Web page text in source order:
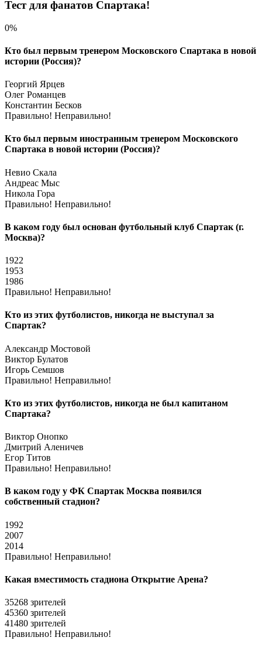
Тест для фанатов Спартака!
0%
Кто был первым тренером Московского Спартака в новой
истории (Россия)?
Георгий Ярцев
Олег Романцев
Константин Бесков
Правильно! Неправильно!
Кто был первым иностранным тренером Московского
Спартака в новой истории (Россия)?
Невио Скала
Андреас Мыс
Никола Гора
Правильно! Неправильно!
В каком году был основан футбольный клуб Спартак (г.
Москва)?
1922
1953
1986
Правильно! Неправильно!
Кто из этих футболистов, никогда не выступал за
Спартак?
Александр Мостовой
Виктор Булатов
Игорь Семшов
Правильно! Неправильно!
Кто из этих футболистов, никогда не был капитаном
Спартака?
Виктор Онопко
Дмитрий Аленичев
Егор Титов
Правильно! Неправильно!
В каком году у ФК Спартак Москва появился
собственный стадион?
1992
2007
2014
Правильно! Неправильно!
Какая вместимость стадиона Открытие Арена?
35268 зрителей
45360 зрителей
41480 зрителей
Правильно! Неправильно!